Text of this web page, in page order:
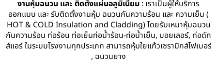
งานหุ้มฉนวน และ ติดตั้งแผ่นอลูมิเนียม : เราเป็นผู้ให้บริการ
ออกแบบ และ รับติดตั้งงานหุ้ม ฉนวนกันความร้อน และ ความเย็น (
HOT & COLD Insulation and Cladding) โดยรับเหมาหุ้มฉนวน
กันความร้อน ท่อร้อน ท่อเย็นท่อน้ำร้อน-ท่อน้ำเย็น, บอยเลอร์, ท่อดัก
ส์แอร์ ในระบบโรงงานทุกประเภท สามารถหุ้มใยแก้วเซรามิกส์ไฟเบอร์
, ฉนวนยาง